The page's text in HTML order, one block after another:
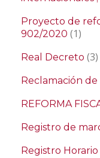
Proyecto de
902/2020 (1)
Real Decreto (3)
Reclamación
REFORMA
Registro de
Registro Horario